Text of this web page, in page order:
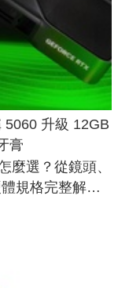
5060 升級 12GB
膏
麼選？從鏡頭、
規格完整解